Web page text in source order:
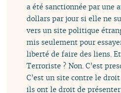
a été sanctionnée par une
dollars par jour si elle ne
vers un site politique
mis seulement pour
liberté de faire des liens.
Terroriste ? Non. C’est
C’est un site contre le
ils ont le droit de